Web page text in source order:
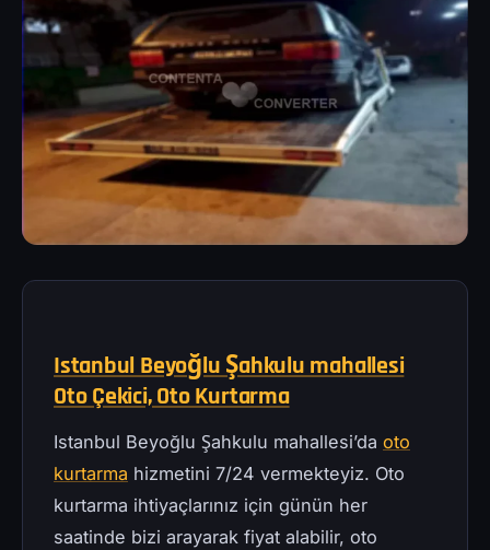
Istanbul Beyoğlu Şahkulu mahallesi
Oto Çekici, Oto Kurtarma
Istanbul Beyoğlu Şahkulu mahallesi’da oto
kurtarma hizmetini 7/24 vermekteyiz. Oto
kurtarma ihtiyaçlarınız için günün her
saatinde bizi arayarak fiyat alabilir, oto